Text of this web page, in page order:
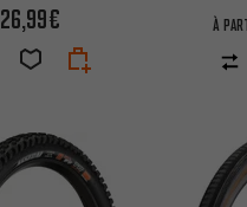
26,99€ À